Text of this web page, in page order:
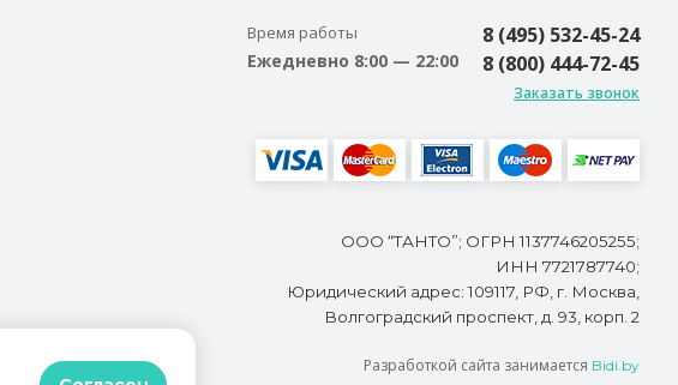
Время работы
Ежедневно 8:00 — 22:00
8 (495) 532-45-24
8 (800) 444-72-45
Заказать звонок
ООО “ТАНТО”; ОГРН 1137746205255;
ИНН 7721787740;
Юридический адрес: 109117, РФ, г. Москва,
Волгоградский проспект, д. 93, корп. 2
Разработкой сайта занимается Bidi.by